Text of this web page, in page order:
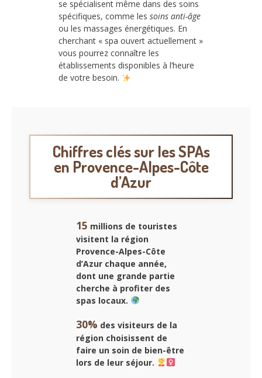
se spécialisent même dans des soins
spécifiques, comme les soins anti-âge
ou les massages énergétiques. En
cherchant « spa ouvert actuellement »
vous pourrez connaître les
établissements disponibles à l’heure
de votre besoin.
Chiffres clés sur les SPAs
en Provence-Alpes-Côte
d’Azur
15 millions de touristes
visitent la région
Provence-Alpes-Côte
d’Azur chaque année,
dont une grande partie
cherche à profiter des
spas locaux.
30% des visiteurs de la
région choisissent de
faire un soin de bien-être
lors de leur séjour.